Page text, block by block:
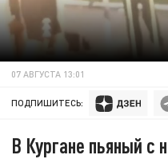
07 АВГУСТА 13:01
ПОДПИШИТЕСЬ:
В Кургане пьяный с